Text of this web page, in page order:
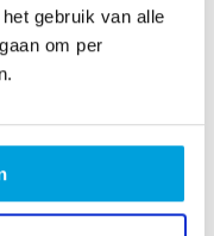
gebruik van alle
om per